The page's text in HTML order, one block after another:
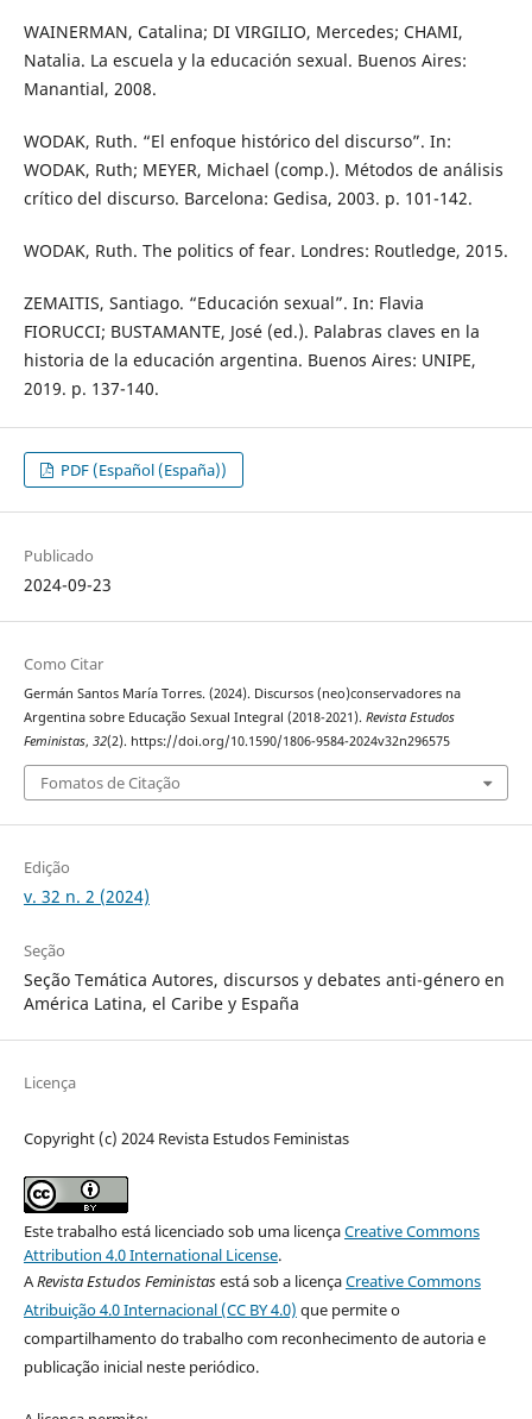
WAINERMAN, Catalina; DI VIRGILIO, Mercedes; CHAMI,
Natalia. La escuela y la educación sexual. Buenos Aires:
Manantial, 2008.
WODAK, Ruth. “El enfoque histórico del discurso”. In:
WODAK, Ruth; MEYER, Michael (comp.). Métodos de análisis
crítico del discurso. Barcelona: Gedisa, 2003. p. 101-142.
WODAK, Ruth. The politics of fear. Londres: Routledge, 2015.
ZEMAITIS, Santiago. “Educación sexual”. In: Flavia
FIORUCCI; BUSTAMANTE, José (ed.). Palabras claves en la
historia de la educación argentina. Buenos Aires: UNIPE,
2019. p. 137-140.
PDF (Español (España))
Publicado
2024-09-23
Como Citar
Germán Santos María Torres. (2024). Discursos (neo)conservadores na
Argentina sobre Educação Sexual Integral (2018-2021). Revista Estudos
Feministas, 32(2). https://doi.org/10.1590/1806-9584-2024v32n296575
Fomatos de Citação
Edição
v. 32 n. 2 (2024)
Seção
Seção Temática Autores, discursos y debates anti-género en
América Latina, el Caribe y España
Licença
Copyright (c) 2024 Revista Estudos Feministas
Este trabalho está licenciado sob uma licençaCreative Commons
Attribution 4.0 International License.
ARevista Estudos Feministasestá sob a licençaCreative Commons
Atribuição 4.0 Internacional (CC BY 4.0) que permite o
compartilhamento do trabalho com reconhecimento de autoria e
publicação inicial neste periódico.